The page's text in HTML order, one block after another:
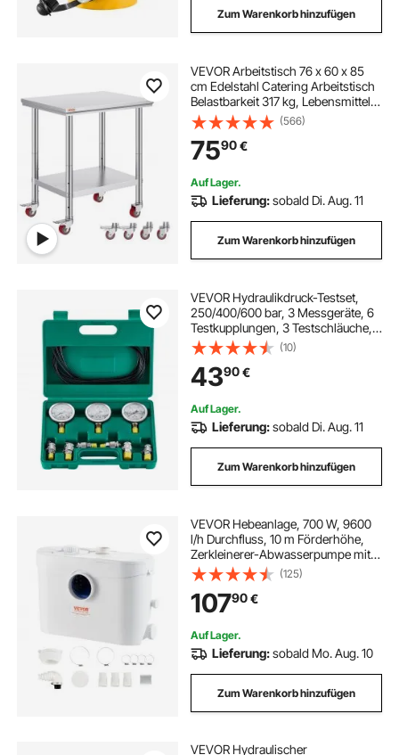
Zum Warenkorb hinzufügen
VEVOR Arbeitstisch 76 x 60 x 85
cm Edelstahl Catering Arbeitstisch
Belastbarkeit 317 kg, Lebensmittel
Zubereitungstisch mit Nachlauf
gewerblicher Küchentisch für Küche
Bar rollbar
(566)
7590€
Auf Lager.
Lieferung:sobald Di. Aug. 11
Zum Warenkorb hinzufügen
VEVOR Hydraulikdruck-Testset,
250/400/600 bar, 3 Messgeräte, 6
Testkupplungen, 3 Testschläuche,
Bagger-Hydraulik-Testmanometer-
Set mit Tragbarer Tragetasche für
Bagger, Traktoren, Baumaschinen
(10)
4390€
Auf Lager.
Lieferung:sobald Di. Aug. 11
Zum Warenkorb hinzufügen
VEVOR Hebeanlage, 700 W, 9600
l/h Durchfluss, 10 m Förderhöhe,
Zerkleinerer-Abwasserpumpe mit 3
Wassereinlässen für Toilette, Keller,
Küche, Waschbecken, Badewanne,
Abwasserentsorgung,
Aufspülmaschine
(125)
10790€
Auf Lager.
Lieferung:sobald Mo. Aug. 10
Zum Warenkorb hinzufügen
VEVOR Hydraulischer